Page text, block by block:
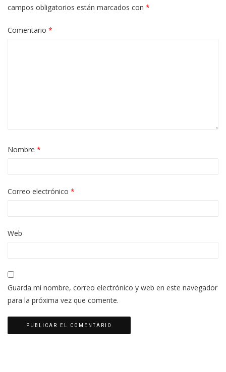
campos obligatorios están marcados con *
Comentario *
Nombre *
Correo electrónico *
Web
Guarda mi nombre, correo electrónico y web en este navegador
para la próxima vez que comente.